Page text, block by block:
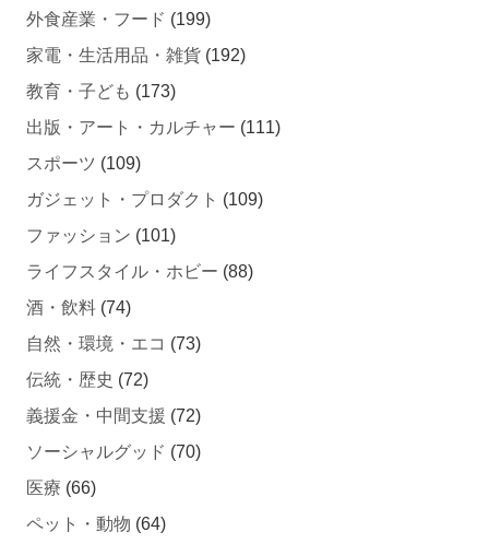
家電・生活用品・雑貨(192)
教育・子ども(173)
出版・アート・カルチャー
スポーツ (109)
ガジェット・プロダクト
ファッション (101)
ライフスタイル・ホビー
酒・飲料 (74)
自然・環境・エコ
伝統・歴史 (72)
義援金・中間支援
ソーシャルグッド (70)
医療 (66)
ペット・動物
起業・スタートアップ